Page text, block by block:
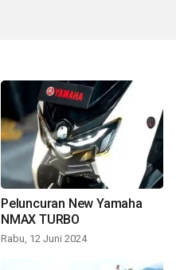
Peluncuran New Yamaha
NMAX TURBO
Rabu, 12 Juni 2024